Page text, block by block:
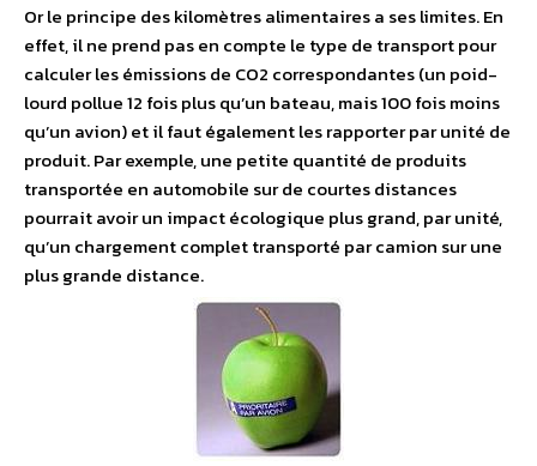
Or le principe des kilomètres alimentaires a ses limites. En
effet, il ne prend pas en compte le type de transport pour
calculer les émissions de CO2 correspondantes (un poid-
lourd pollue 12 fois plus qu’un bateau, mais 100 fois moins
qu’un avion) et il faut également les rapporter par unité de
produit. Par exemple, une petite quantité de produits
transportée en automobile sur de courtes distances
pourrait avoir un impact écologique plus grand, par unité,
qu’un chargement complet transporté par camion sur une
plus grande distance.